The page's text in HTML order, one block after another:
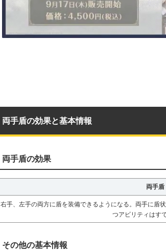
両手盾の効果と基本情報
両手盾の効果
両手盾
右手、左手の両方に盾を装備できるようになる。両手に盾
つアビリティはす
その他の基本情報